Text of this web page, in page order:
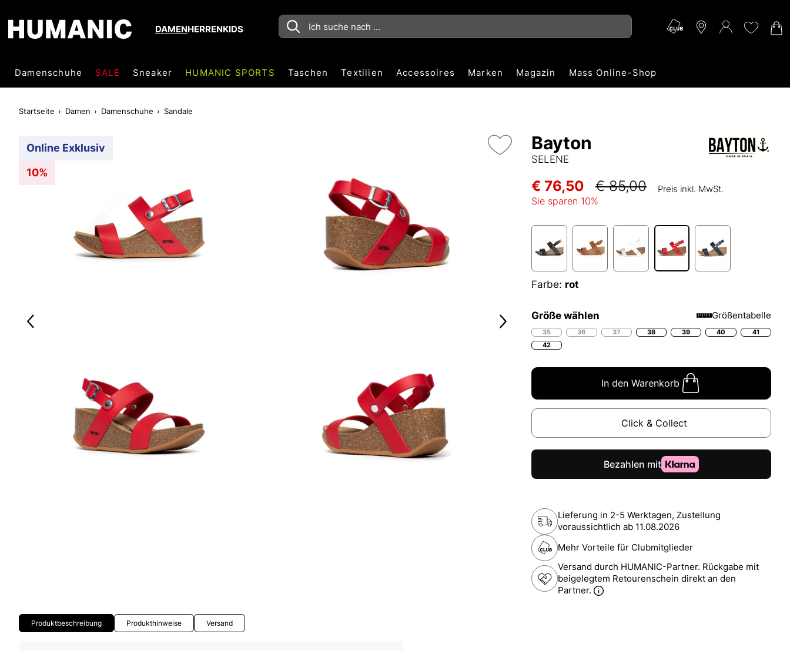
DAMENHERRENKIDS
Damenschuhe SALE Sneaker HUMANIC SPORTS Taschen Textilien Accessoires Marken Magazin Mass Online-Shop
Startseite Damen Damenschuhe Sandale
Online Exklusiv
10%
Bayton
SELENE
€ 76,50 € 85,00 Preis inkl. MwSt.
Sie sparen 10%
Farbe: rot
Größe wählen Größentabelle
35 36 37 38 39 40
41
42
In den Warenkorb
Click & Collect
Lieferung in 2-5 Werktagen, Zustellung
voraussichtlich ab 11.08.2026
Mehr Vorteile für Clubmitglieder
Versand durch HUMANIC-Partner. Rückgabe mit
beigelegtem Retourenschein direkt an den
Partner.
Produktbeschreibung Produkthinweise Versand